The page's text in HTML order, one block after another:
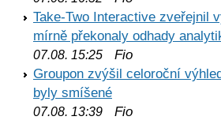
Take-Two Interactive zveřejnil
mírně překonaly odhady
07.08. 15:25 Fio
Groupon zvýšil celoroční
byly smíšené
07.08. 13:39 Fio